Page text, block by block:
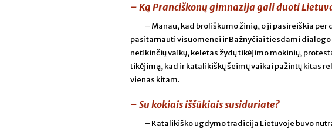
– Ką Pranciškonų gimnazija gali duoti
– Manau, kad broliškumo žinią, o ji pasireiškia
pasitarnauti visuomenei ir Bažnyčiai tiesdami
netikinčių vaikų, keletas žydų tikėjimo mokinių,
tikėjimą, kad ir katalikiškų šeimų vaikai pažintų kitas
vienas kitam.
– Su kokiais iššūkiais susiduriate?
– Katalikiško ugdymo tradicija Lietuvoje buvo